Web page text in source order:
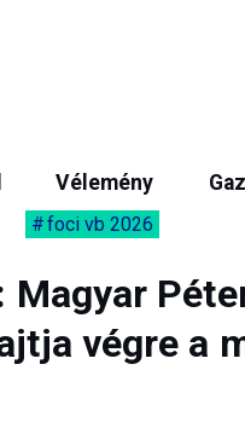
Vélemény
foci vb 2026
Magyar
végre a